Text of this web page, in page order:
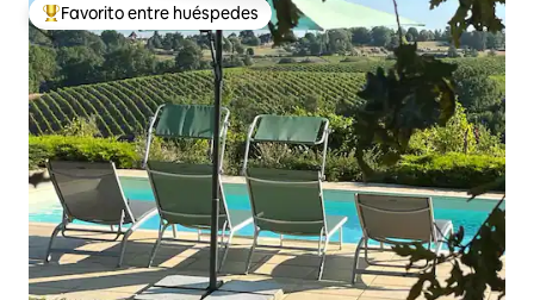
Favorito entre huéspedes preferido
Favorito entre huéspedes